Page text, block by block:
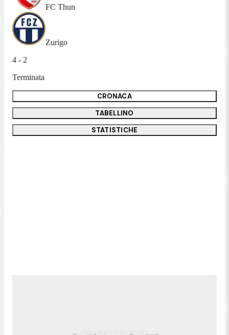
FC Thun
Zurigo
4 - 2
Terminata
CRONACA
TABELLINO
STATISTICHE